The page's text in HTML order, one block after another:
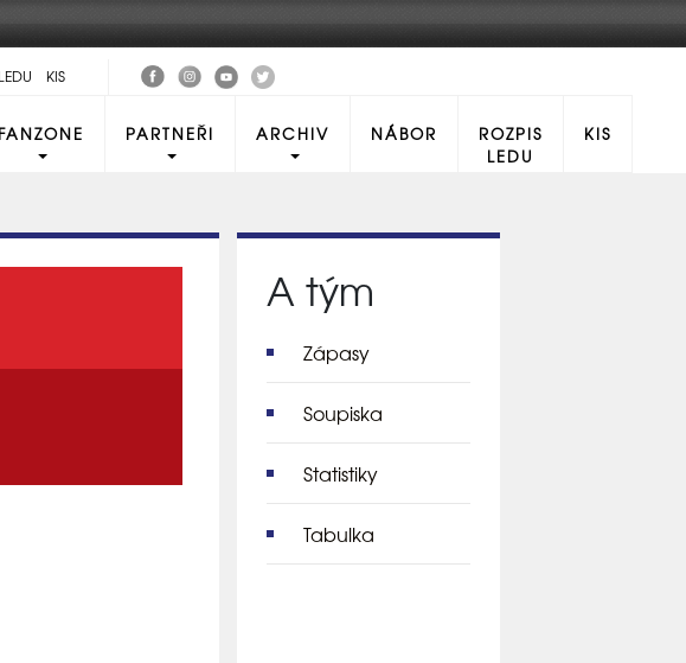
KIS
FANZONE PARTNEŘI ARCHIV NÁBOR
ROZPIS
LEDU
KIS
A tým
Zápasy
Soupiska
Statistiky
Tabulka